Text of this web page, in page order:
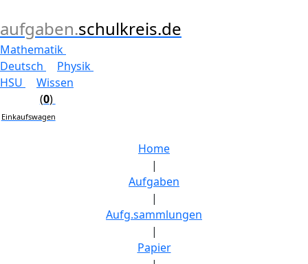
aufgaben.schulkreis.de
Mathematik
Deutsch
Physik
HSU
Wissen
(0)
Einkaufswagen
Home
|
Aufgaben
|
Aufg.sammlungen
|
Papier